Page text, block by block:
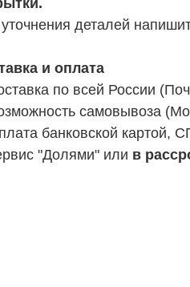
деталей
и оплата
по всей России
самовывоза
банковской картой,
"Долями" или в